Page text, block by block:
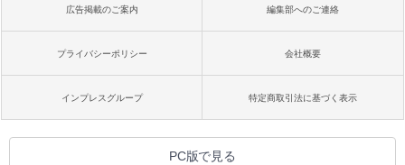
広告掲載のご案内 編集部へのご連絡
プライバシーポリシー 会社概要
インプレスグループ 特定商取引法に基づく表示
PC版で見る